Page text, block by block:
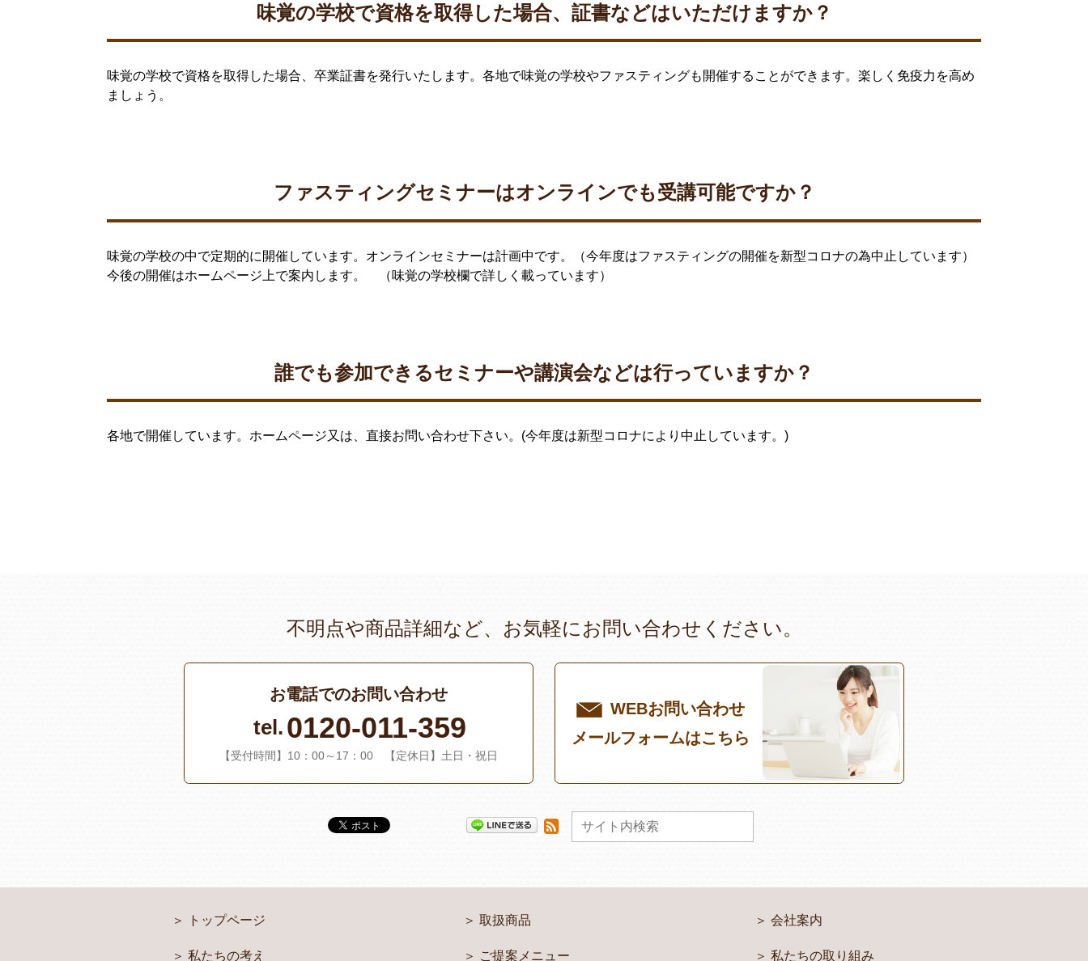
味覚の学校で資格を取得した場合、証書などはいただけますか？
味覚の学校で資格を取得した場合、卒業証書を発行いたします。各地で味覚の学校やファスティングも開催することができます。楽しく免疫力を高め
ましょう。
ファスティングセミナーはオンラインでも受講可能ですか？
味覚の学校の中で定期的に開催しています。オンラインセミナーは計画中です。（今年度はファスティングの開催を新型コロナの為中止しています）
今後の開催はホームページ上で案内します。 （味覚の学校欄で詳しく載っています）
誰でも参加できるセミナーや講演会などは行っていますか？
各地で開催しています。ホームページ又は、直接お問い合わせ下さい。(今年度は新型コロナにより中止しています。)
不明点や商品詳細など、お気軽にお問い合わせください。
お電話でのお問い合わせ
tel. 0120-011-359
【受付時間】10：00～17：00 【定休日】土日・祝日
WEBお問い合わせ
メールフォームはこちら
トップページ
私たちの考え
取扱商品
ご提案メニュー
会社案内
私たちの取り組み